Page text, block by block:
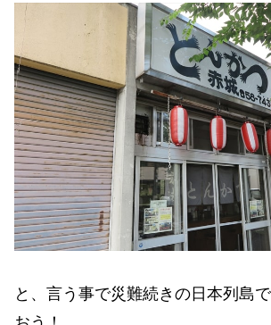
と、言う事で災難続きの日本列島